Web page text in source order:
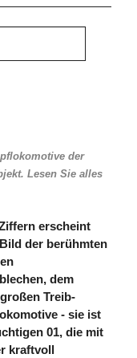
der
Lesen Sie alles
erscheint
der berühmten
dem
großen Treib­
- sie ist
01, die mit
kraftvoll